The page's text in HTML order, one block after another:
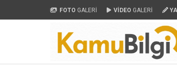
FOTO GALERİ VİDEO GALERİ